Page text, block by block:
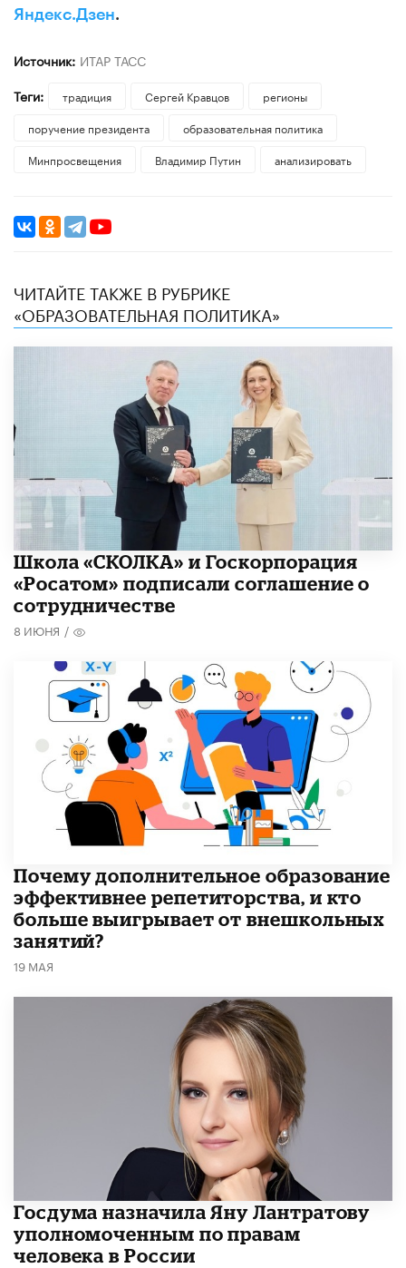
Яндекс.Дзен.
Источник: ИТАР ТАСС
Теги:
традиция Сергей Кравцов
регионы
поручение президента
образовательная политика
Минпросвещения
Владимир Путин анализировать
ЧИТАЙТЕ ТАКЖЕ В РУБРИКЕ
«ОБРАЗОВАТЕЛЬНАЯ ПОЛИТИКА»
Школа «СКОЛКА» и Госкорпорация
«Росатом» подписали соглашение о
сотрудничестве
8 ИЮНЯ /
​Почему дополнительное образование
эффективнее репетиторства, и кто
больше выигрывает от внешкольных
занятий?
19 МАЯ
Госдума назначила Яну Лантратову
уполномоченным по правам
человека в России